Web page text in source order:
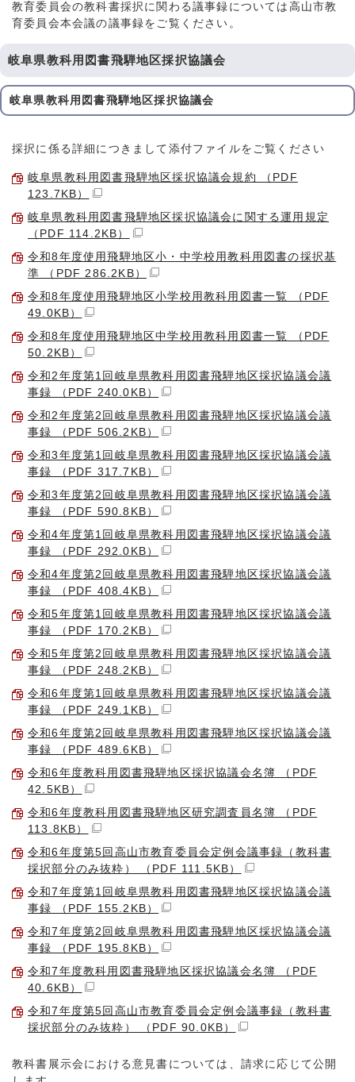
教育委員会の教科書採択に関わる議事録については高山市教
育委員会本会議の議事録をご覧ください。
岐阜県教科用図書飛騨地区採択協議会
岐阜県教科用図書飛騨地区採択協議会
採択に係る詳細につきまして添付ファイルをご覧ください
岐阜県教科用図書飛騨地区採択協議会規約 （PDF
123.7KB）
岐阜県教科用図書飛騨地区採択協議会に関する運用規定
（PDF 114.2KB）
令和8年度使用飛騨地区小・中学校用教科用図書の採択基
準 （PDF 286.2KB）
令和8年度使用飛騨地区小学校用教科用図書一覧 （PDF
49.0KB）
令和8年度使用飛騨地区中学校用教科用図書一覧 （PDF
50.2KB）
令和2年度第1回岐阜県教科用図書飛騨地区採択協議会議
事録 （PDF 240.0KB）
令和2年度第2回岐阜県教科用図書飛騨地区採択協議会議
事録 （PDF 506.2KB）
令和3年度第1回岐阜県教科用図書飛騨地区採択協議会議
事録 （PDF 317.7KB）
令和3年度第2回岐阜県教科用図書飛騨地区採択協議会議
事録 （PDF 590.8KB）
令和4年度第1回岐阜県教科用図書飛騨地区採択協議会議
事録 （PDF 292.0KB）
令和4年度第2回岐阜県教科用図書飛騨地区採択協議会議
事録 （PDF 408.4KB）
令和5年度第1回岐阜県教科用図書飛騨地区採択協議会議
事録 （PDF 170.2KB）
令和5年度第2回岐阜県教科用図書飛騨地区採択協議会議
事録 （PDF 248.2KB）
令和6年度第1回岐阜県教科用図書飛騨地区採択協議会議
事録 （PDF 249.1KB）
令和6年度第2回岐阜県教科用図書飛騨地区採択協議会議
事録 （PDF 489.6KB）
令和6年度教科用図書飛騨地区採択協議会名簿 （PDF
42.5KB）
令和6年度教科用図書飛騨地区研究調査員名簿 （PDF
113.8KB）
令和6年度第5回高山市教育委員会定例会議事録（教科書
採択部分のみ抜粋） （PDF 111.5KB）
令和7年度第1回岐阜県教科用図書飛騨地区採択協議会議
事録 （PDF 155.2KB）
令和7年度第2回岐阜県教科用図書飛騨地区採択協議会議
事録 （PDF 195.8KB）
令和7年度教科用図書飛騨地区採択協議会名簿 （PDF
40.6KB）
令和7年度第5回高山市教育委員会定例会議事録（教科書
採択部分のみ抜粋） （PDF 90.0KB）
教科書展示会における意見書については、請求に応じて公開